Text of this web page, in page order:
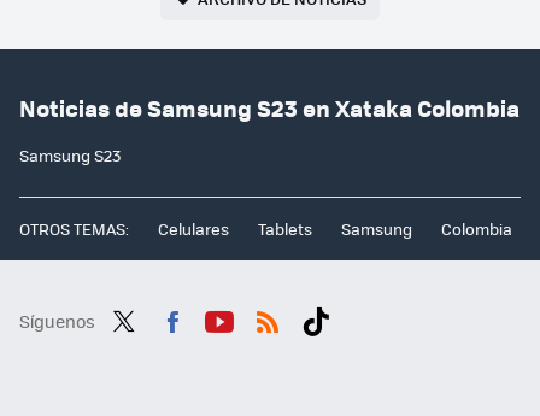
Noticias de Samsung S23 en Xataka Colombia
Samsung S23
OTROS TEMAS: Celulares Tablets Samsung Colombia
Síguenos